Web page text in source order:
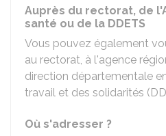
Auprès du rectorat, de
santé ou de la DDETS
Vous pouvez également
au rectorat, à l'agence
direction départementale
travail et des solidarités
Où s'adresser ?